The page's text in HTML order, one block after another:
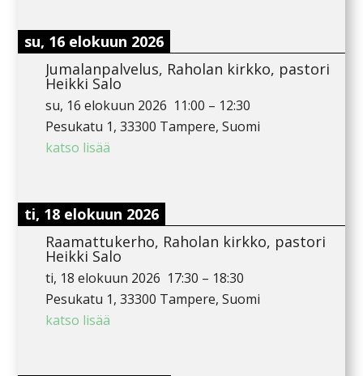
su, 16 elokuun 2026
Jumalanpalvelus, Raholan kirkko, pastori
Heikki Salo
su, 16 elokuun 2026 11:00 – 12:30
Pesukatu 1, 33300 Tampere, Suomi
katso lisää
ti, 18 elokuun 2026
Raamattukerho, Raholan kirkko, pastori
Heikki Salo
ti, 18 elokuun 2026 17:30 – 18:30
Pesukatu 1, 33300 Tampere, Suomi
katso lisää